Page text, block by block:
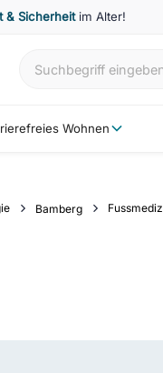
& Sicherheitim Alter!
Wohnen
Bamberg